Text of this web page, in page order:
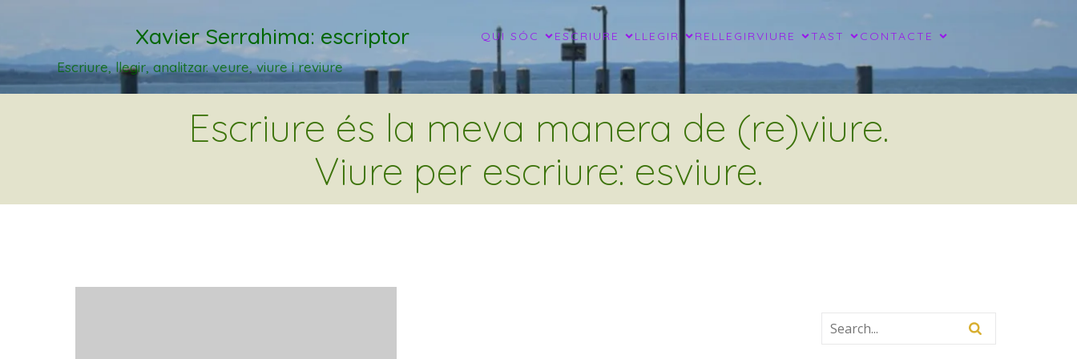
Xavier Serrahima: escriptor QUI SÓC ESCRIURE LLEGIR RELLEGIRVIURE TAST CONTACTE
Escriure, llegir, analitzar. veure, viure i reviure
Escriure és la meva manera de (re)viure.
Viure per escriure: esviure.